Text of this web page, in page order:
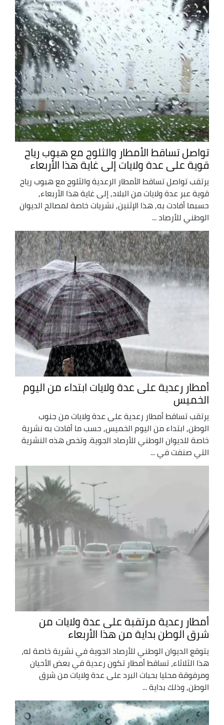
تواصل تساقط الأمطار والثلوج مع هبوب رياح
قوية على عدة ولايات إلى غاية هذا الأربعاء
يرتقب تواصل تساقط الأمطار الرعدية والثلوج مع هبوب رياح
قوية عبر عدة ولايات من البلاد, إلى غاية هذا الأربعاء,
حسبما أفادت به, هذا الإثنين, نشريات خاصة لمصالح الديوان
الوطني للأرصاد ...
أمطار رعدية على عدة ولايات ابتداء من اليوم
الخميس
يرتقب تساقط أمطار رعدية على عدة ولايات من جنوب
الوطن, ابتداء من اليوم الخميس, حسب ما أفادت به نشرية
خاصة للديوان الوطني للأرصاد الجوية. وتخص هذه النشرية
التي صنفت في ...
أمطار رعدية مرتقبة على عدة ولايات من
شرق الوطن بداية من هذا الأربعاء
يتوقع الديوان الوطني للأرصاد الجوية في نشرية خاصة له،
هذا الثلاثاء، تساقط أمطار تكون رعدية في بعض الأحيان
ومرفوقة محليا بحبات البرد على عدة ولايات من شرق
الوطن, وذلك بداية ...